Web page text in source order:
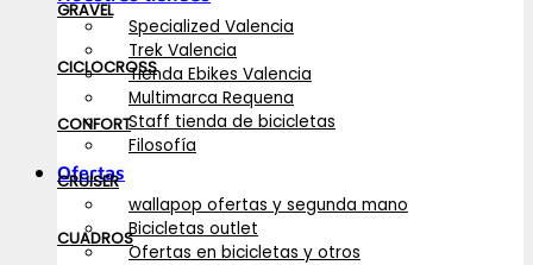
Specialized Valencia
Trek Valencia
Tienda Ebikes Valencia
Multimarca Requena
Staff tienda de bicicletas
Filosofía
Ofertas
wallapop ofertas y segunda mano
Bicicletas outlet
Ofertas en bicicletas y otros
GRAVEL
CICLOCROSS
CONFORT
CRUISER
CUADROS